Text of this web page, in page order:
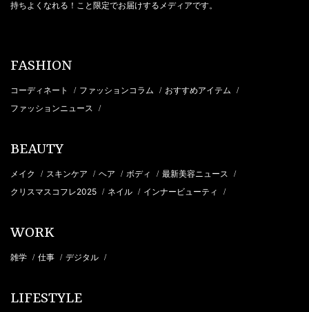
持ちよくなれる！こと限定でお届けするメディアです。
FASHION
コーディネート / ファッションコラム / おすすめアイテム /
ファッションニュース /
BEAUTY
メイク / スキンケア / ヘア / ボディ / 最新美容ニュース /
クリスマスコフレ2025 / ネイル / インナービューティ /
WORK
雑学 / 仕事 / デジタル /
LIFESTYLE